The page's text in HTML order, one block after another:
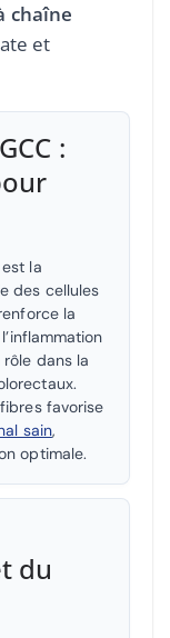
chaîne
et
:
la
des cellules
la
dans la
favorise
sain,
optimale.
du